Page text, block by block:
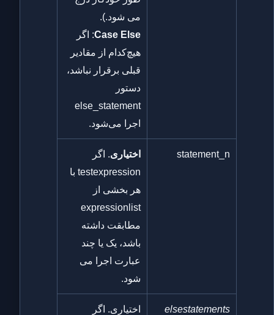
می شود.).
Case Else: اگر
هیچ‌کدام از مقادیر
قبلی برقرار نباشد،
دستور
else_statement
اجرا می‌شود.
statement_n اختیاری. اگر
testexpression با
هر بخشی از
expressionlist
مطابقت داشته
باشد، یک یا چند
عبارت اجرا می
شود.
elsestatements
اختیاری. اگر